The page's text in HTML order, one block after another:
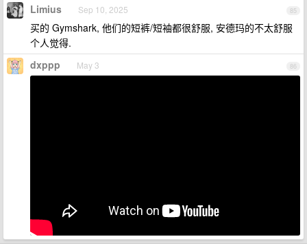
85
Limius Sep 10, 2025
买的 Gymshark, 他们的短裤/短袖都很舒服, 安德玛的不太舒服
个人觉得.
86
dxppp May 3